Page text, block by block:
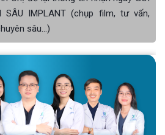
SÂU IMPLANT (chụp film, tư vấn,
sâu...)